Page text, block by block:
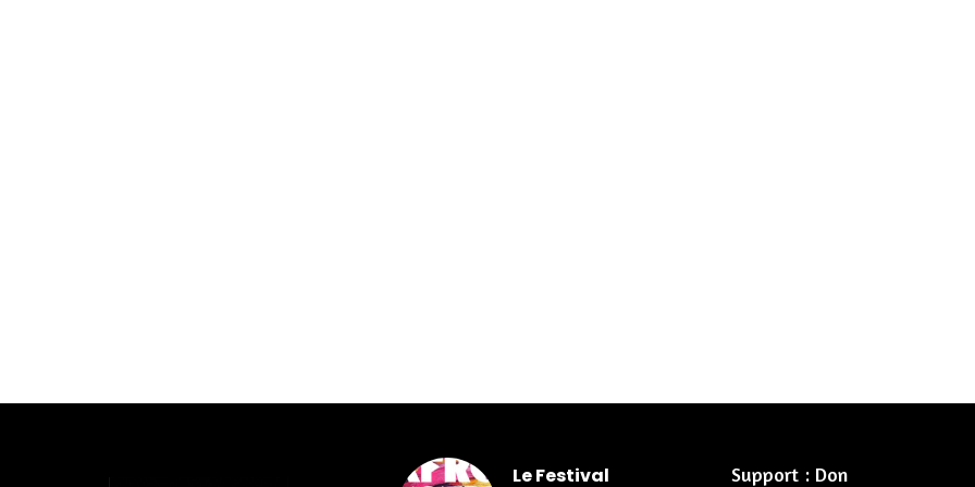
Le Festival Support : Don